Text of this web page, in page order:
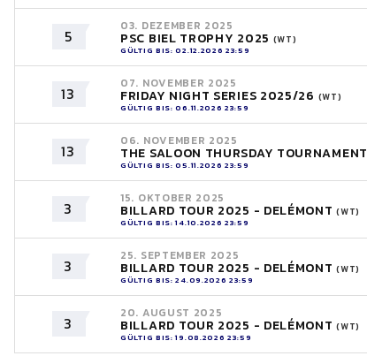
5
03. DEZEMBER 2025
PSC BIEL TROPHY 2025 (WT)
GÜLTIG BIS: 02.12.2026 23:59
13
07. NOVEMBER 2025
FRIDAY NIGHT SERIES 2025/26 (WT)
GÜLTIG BIS: 06.11.2026 23:59
13
06. NOVEMBER 2025
THE SALOON THURSDAY TOURNAMENT
GÜLTIG BIS: 05.11.2026 23:59
3
15. OKTOBER 2025
BILLARD TOUR 2025 - DELÉMONT(WT)
GÜLTIG BIS: 14.10.2026 23:59
3
25. SEPTEMBER 2025
BILLARD TOUR 2025 - DELÉMONT(WT)
GÜLTIG BIS: 24.09.2026 23:59
3
20. AUGUST 2025
BILLARD TOUR 2025 - DELÉMONT(WT)
GÜLTIG BIS: 19.08.2026 23:59